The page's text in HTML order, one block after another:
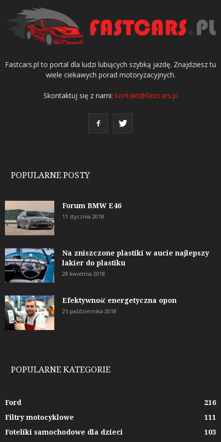
Fastcars.pl to portal dla ludzi lubiących szybką jazdę. Znajdziesz tu
wiele ciekawych porad motoryzacyjnych.
Skontaktuj się z nami: kontakt@fastcars.pl
POPULARNE POSTY
Forum BMW E46
11 stycznia 2018
Na zniszczone plastiki w aucie najlepszy
lakier do plastiku
28 kwietnia 2018
Efektywność energetyczna opon
25 października 2018
POPULARNE KATEGORIE
Ford
216
Filtry motocyklowe
111
Foteliki samochodowe dla dzieci
103